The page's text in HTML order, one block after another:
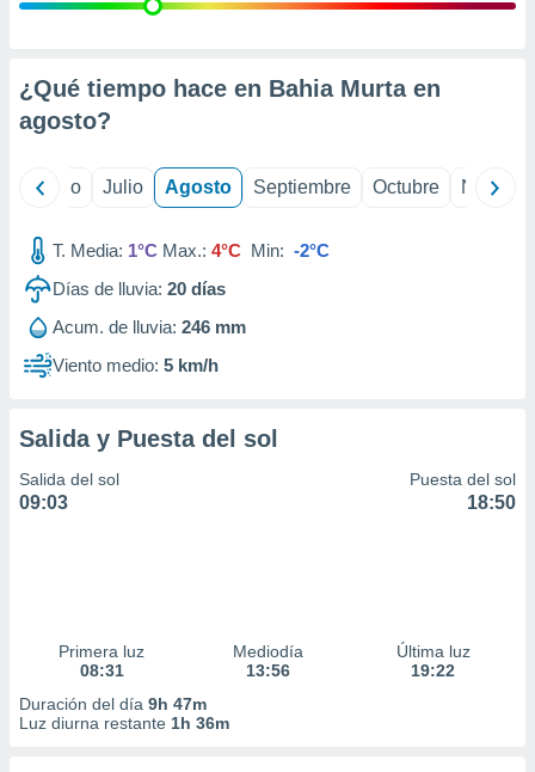
e
mediante
publicidad
de
1199
¿Qué tiempo hace en Bahia Murta en
agosto?
Junio Julio Agosto Septiembre Octubre
T. Media: 1°C Max.: 4°C Min: -2°C
Días de lluvia: 20 días
Acum. de lluvia: 246 mm
Viento medio: 5 km/h
Salida y Puesta del sol
Salida del sol
09:03
Puesta del sol
18:50
Primera luz
08:31
Mediodía
13:56
Última luz
19:22
Duración del día 9h 47m
Luz diurna restante 1h 36m